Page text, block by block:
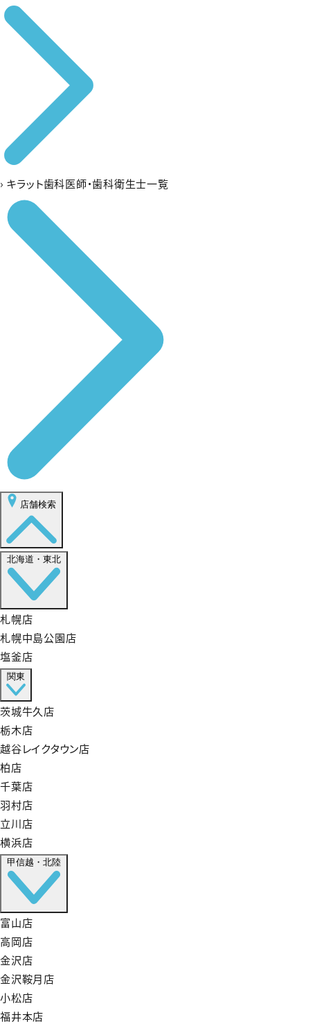
› キラット歯科医師・歯科衛生士一覧
店舗検索
北海道・東北
札幌店
札幌中島公園店
塩釜店
関東
茨城牛久店
栃木店
越谷レイクタウン店
柏店
千葉店
羽村店
立川店
横浜店
甲信越・北陸
富山店
高岡店
金沢店
金沢鞍月店
小松店
福井本店